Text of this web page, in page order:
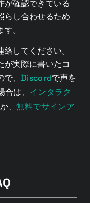
が確認できている
らし合わせるため
。
してください。
が実際に書いたコ
、 Discordで声を
は、 インタラク
、 無料でサインア